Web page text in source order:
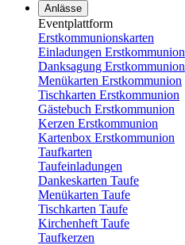
Anlässe
Eventplattform
Erstkommunionskarten
Einladungen Erstkommunion
Danksagung Erstkommunion
Menükarten Erstkommunion
Tischkarten Erstkommunion
Gästebuch Erstkommunion
Kerzen Erstkommunion
Kartenbox Erstkommunion
Taufkarten
Taufeinladungen
Dankeskarten Taufe
Menükarten Taufe
Tischkarten Taufe
Kirchenheft Taufe
Taufkerzen